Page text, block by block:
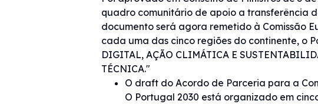
quadro comunitário de apoio a transferência
documento será agora remetido à Comissão
cada uma das cinco regiões do continente, o
DIGITAL, AÇÃO CLIMÁTICA E
TÉCNICA."
O draft do Acordo de Parceria para a
O Portugal 2030 está organizado em